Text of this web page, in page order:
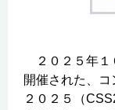
２０２５年１
開催された、
２０２５（